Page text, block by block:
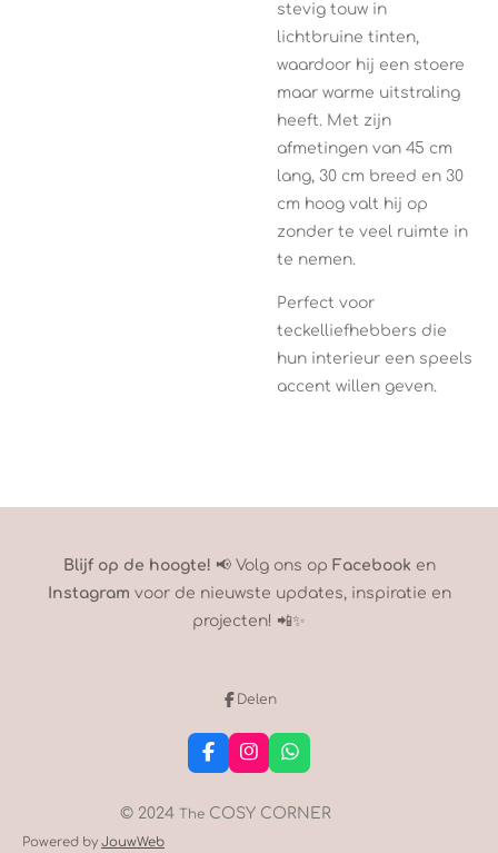
stevig touw in
lichtbruine tinten,
waardoor hij een stoere
maar warme uitstraling
heeft. Met zijn
afmetingen van 45 cm
lang, 30 cm breed en 30
cm hoog valt hij op
zonder te veel ruimte in
te nemen.
Perfect voor
teckelliefhebbers die
hun interieur een speels
accent willen geven.
Blijf op de hoogte! 📢 Volg ons op Facebook en
Instagram voor de nieuwste updates, inspiratie en
projecten! 📲✨
Delen
F
a
e
I
n
t
W
h
t
© 2024 The COSY CORNER
Powered by JouwWeb